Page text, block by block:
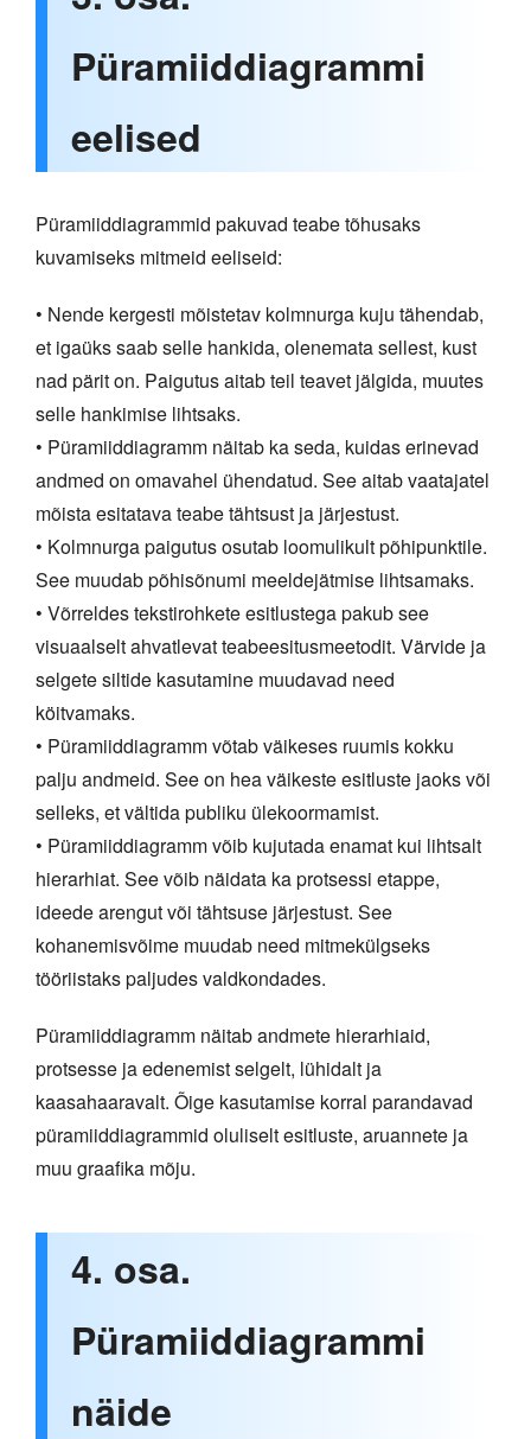
Püramiiddiagrammi
eelised
Püramiiddiagrammid pakuvad teabe tõhusaks
kuvamiseks mitmeid eeliseid:
• Nende kergesti mõistetav kolmnurga kuju tähendab,
et igaüks saab selle hankida, olenemata sellest, kust
nad pärit on. Paigutus aitab teil teavet jälgida, muutes
selle hankimise lihtsaks.
• Püramiiddiagramm näitab ka seda, kuidas erinevad
andmed on omavahel ühendatud. See aitab vaatajatel
mõista esitatava teabe tähtsust ja järjestust.
• Kolmnurga paigutus osutab loomulikult põhipunktile.
See muudab põhisõnumi meeldejätmise lihtsamaks.
• Võrreldes tekstirohkete esitlustega pakub see
visuaalselt ahvatlevat teabeesitusmeetodit. Värvide ja
selgete siltide kasutamine muudavad need
köitvamaks.
• Püramiiddiagramm võtab väikeses ruumis kokku
palju andmeid. See on hea väikeste esitluste jaoks või
selleks, et vältida publiku ülekoormamist.
• Püramiiddiagramm võib kujutada enamat kui lihtsalt
hierarhiat. See võib näidata ka protsessi etappe,
ideede arengut või tähtsuse järjestust. See
kohanemisvõime muudab need mitmekülgseks
tööriistaks paljudes valdkondades.
Püramiiddiagramm näitab andmete hierarhiaid,
protsesse ja edenemist selgelt, lühidalt ja
kaasahaaravalt. Õige kasutamise korral parandavad
püramiiddiagrammid oluliselt esitluste, aruannete ja
muu graafika mõju.
4. osa.
Püramiiddiagrammi
näide